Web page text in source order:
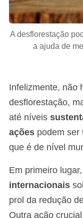
A desflorestação
a ajuda de
Infelizmente, não
desflorestação,
até níveis
ações podem ser
que é de nível
Em primeiro
internacionais
prol da redução
Outra ação